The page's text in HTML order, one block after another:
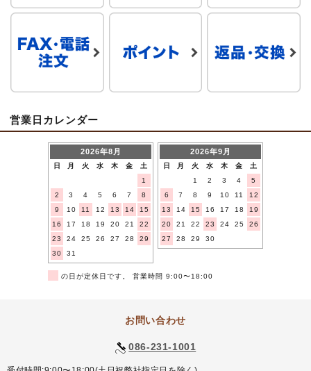
営業日カレンダー
2026年8月
日 月 火 水 木 金
土
1
2
3 4 5 6 7
8
9
10 11 12 13 14
15
16
17 18 19 20 21
22
23
24 25 26 27 28
29
30
31
2026年9月
日 月 火 水 木 金
土
1
2 3 4
5
6
7 8 9 10 11
12
13
14 15 16 17 18
19
20
21 22 23 24 25
26
27
28 29 30
の日が定休日です。 営業時間 9:00〜18:00
お問い合わせ
086-231-1001